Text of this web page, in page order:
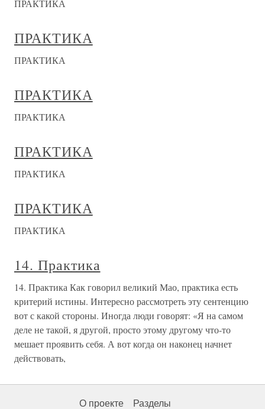
ПРАКТИКА
ПРАКТИКА
ПРАКТИКА
ПРАКТИКА
ПРАКТИКА
ПРАКТИКА
ПРАКТИКА
ПРАКТИКА
ПРАКТИКА
14. Практика
14. Практика Как говорил великий Мао, практика есть
критерий истины. Интересно рассмотреть эту сентенцию
вот с какой стороны. Иногда люди говорят: «Я на самом
деле не такой, я другой, просто этому другому что-то
мешает проявить себя. А вот когда он наконец начнет
действовать,
О проекте Разделы